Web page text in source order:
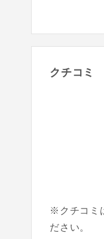
クチコミ
※クチコミ
ださい。